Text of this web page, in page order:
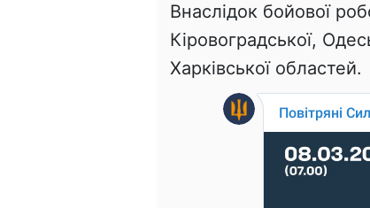
Внаслідок бойової
Кіровоградської,
Харківської областей.